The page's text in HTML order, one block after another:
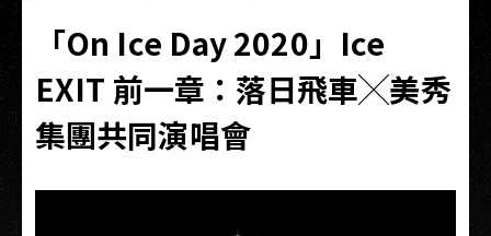
「On Ice Day 2020」Ice
EXIT 前一章：落日飛車╳美秀
集團共同演唱會